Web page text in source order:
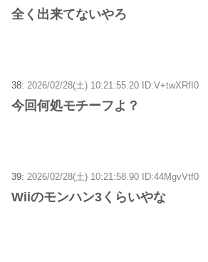
全く出来てないやろ
38: 2026/02/28(土) 10:21:55.20 ID:V+twXRfI0
今回何処モチーフよ？
39: 2026/02/28(土) 10:21:58.90 ID:44MgvVtf0
Wiiのモンハン3くらいやな